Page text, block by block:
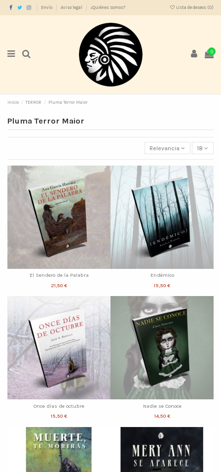
Envío Aviso legal ¿Quiénes somos? Lista de deseos (0)
0
Inicio TERROR Pluma Terror Maior
Pluma Terror Maior
Relevancia 18
El Sendero de la Palabra
21,50 €
Endémico
15,50 €
Once días de octubre
15,50 €
Nadie se Conoce
14,50 €